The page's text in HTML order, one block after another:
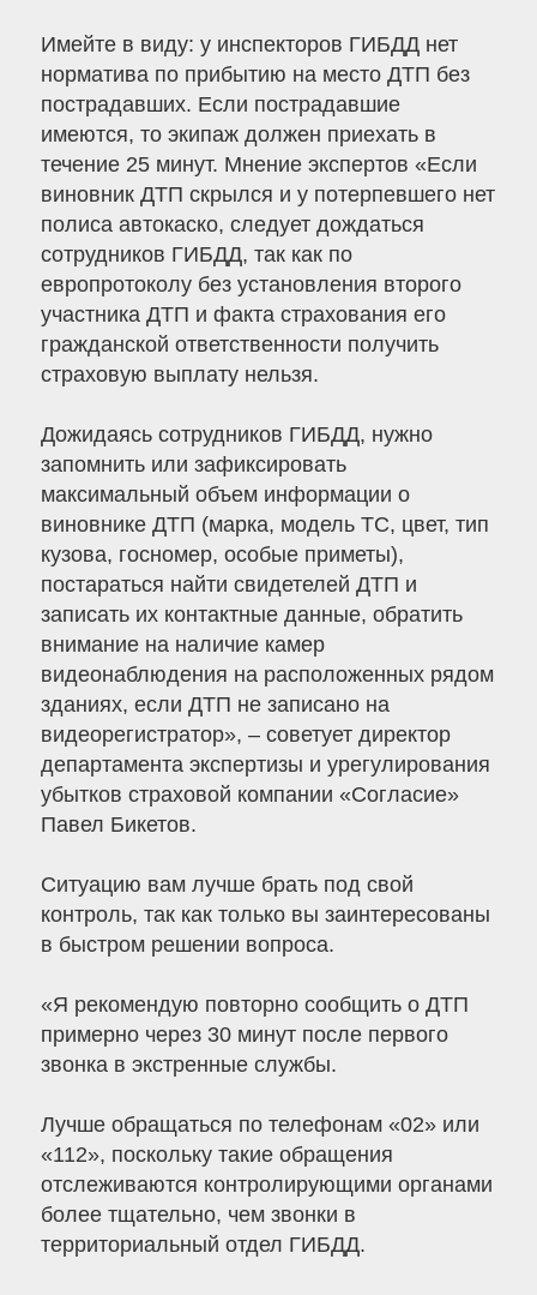
Имейте в виду: у инспекторов ГИБДД нет
норматива по прибытию на место ДТП без
пострадавших. Если пострадавшие
имеются, то экипаж должен приехать в
течение 25 минут. Мнение экспертов «Если
виновник ДТП скрылся и у потерпевшего нет
полиса автокаско, следует дождаться
сотрудников ГИБДД, так как по
европротоколу без установления второго
участника ДТП и факта страхования его
гражданской ответственности получить
страховую выплату нельзя.
Дожидаясь сотрудников ГИБДД, нужно
запомнить или зафиксировать
максимальный объем информации о
виновнике ДТП (марка, модель ТС, цвет, тип
кузова, госномер, особые приметы),
постараться найти свидетелей ДТП и
записать их контактные данные, обратить
внимание на наличие камер
видеонаблюдения на расположенных рядом
зданиях, если ДТП не записано на
видеорегистратор», – советует директор
департамента экспертизы и урегулирования
убытков страховой компании «Согласие»
Павел Бикетов.
Ситуацию вам лучше брать под свой
контроль, так как только вы заинтересованы
в быстром решении вопроса.
«Я рекомендую повторно сообщить о ДТП
примерно через 30 минут после первого
звонка в экстренные службы.
Лучше обращаться по телефонам «02» или
«112», поскольку такие обращения
отслеживаются контролирующими органами
более тщательно, чем звонки в
территориальный отдел ГИБДД.